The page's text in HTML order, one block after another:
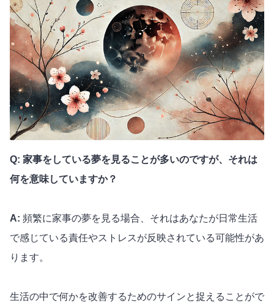
Q: 家事をしている夢を見ることが多いのですが、それは
何を意味していますか？
A: 頻繁に家事の夢を見る場合、それはあなたが日常生活
で感じている責任やストレスが反映されている可能性があ
ります。
生活の中で何かを改善するためのサインと捉えることがで